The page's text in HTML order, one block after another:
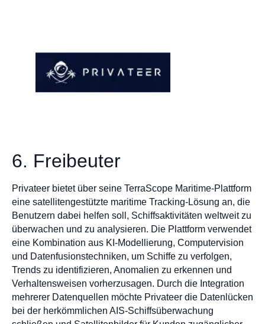
6. Freibeuter
Privateer bietet über seine TerraScope Maritime-Plattform
eine satellitengestützte maritime Tracking-Lösung an, die
Benutzern dabei helfen soll, Schiffsaktivitäten weltweit zu
überwachen und zu analysieren. Die Plattform verwendet
eine Kombination aus KI-Modellierung, Computervision
und Datenfusionstechniken, um Schiffe zu verfolgen,
Trends zu identifizieren, Anomalien zu erkennen und
Verhaltensweisen vorherzusagen. Durch die Integration
mehrerer Datenquellen möchte Privateer die Datenlücken
bei der herkömmlichen AIS-Schiffsüberwachung